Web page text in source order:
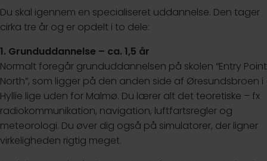
Du skal igennem en specialiseret uddannelse. Den tager
cirka tre år og er opdelt i to dele:
1. Grunduddannelse – ca. 1,5 år
Normalt foregår grunduddannelsen på skolen “Entry Point
North”, som ligger på den anden side af Øresundsbroen i
Hyllie lige uden for Malmø. Du lærer alt det teoretiske – fx
radiokommunikation, navigation, luftfartsregler og
meteorologi. Du øver dig også på simulatorer, der ligner
virkeligheden rigtig meget.